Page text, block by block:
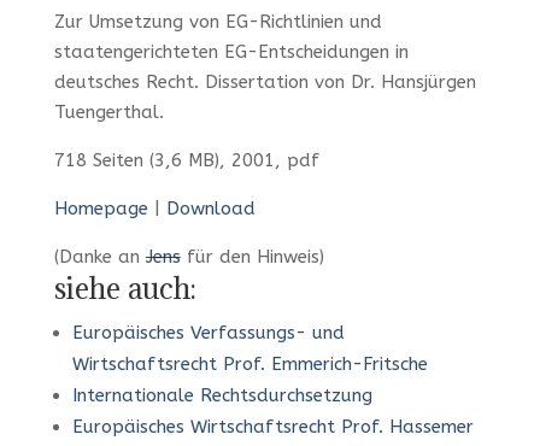
Zur Umsetzung von EG-Richtlinien und
staatengerichteten EG-Entscheidungen in
deutsches Recht. Dissertation von Dr. Hansjürgen
Tuengerthal.
718 Seiten (3,6 MB), 2001, pdf
Homepage Download
(Danke anJensfür den Hinweis)
siehe auch:
Europäisches Verfassungs- und
Wirtschaftsrecht Prof. Emmerich-Fritsche
Internationale Rechtsdurchsetzung
Europäisches Wirtschaftsrecht Prof. Hassemer